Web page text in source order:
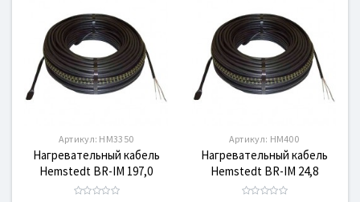
Артикул: HM3350
Нагревательный кабель
Hemstedt BR-IM 197,0
3350W, HM3350
Артикул: HM400
Нагревательный кабель
Hemstedt BR-IM 24,8
400W, HM400